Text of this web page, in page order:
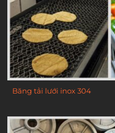
Băng tải lưới inox 304